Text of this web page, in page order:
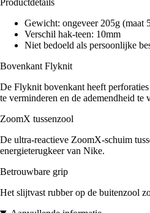
Gewicht: ongeveer 205g (maat
Verschil hak-teen: 10mm
Niet bedoeld als persoonlijke
Bovenkant Flyknit
De Flyknit bovenkant heeft
te verminderen en de ademendheid te
ZoomX tussenzool
De ultra-reactieve ZoomX-schuim
energieterugkeer van Nike.
Betrouwbare grip
Het slijtvast rubber op de buitenzool